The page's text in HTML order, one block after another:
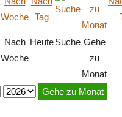
Nach
Woche
HeuteSuche Gehe
zu
Monat
Gehe zu Monat